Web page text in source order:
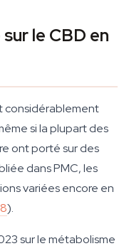
le CBD en
considérablement
si la plupart des
ont porté sur des
dans PMC, les
variées encore en
).
sur le métabolisme